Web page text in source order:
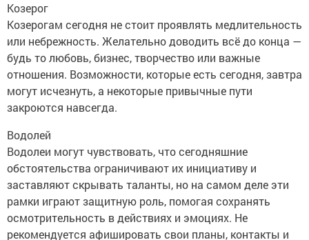
Козерог
Козерогам сегодня не стоит проявлять медлительность
или небрежность. Желательно доводить всё до конца —
будь то любовь, бизнес, творчество или важные
отношения. Возможности, которые есть сегодня, завтра
могут исчезнуть, а некоторые привычные пути
закроются навсегда.
Водолей
Водолеи могут чувствовать, что сегодняшние
обстоятельства ограничивают их инициативу и
заставляют скрывать таланты, но на самом деле эти
рамки играют защитную роль, помогая сохранять
осмотрительность в действиях и эмоциях. Не
рекомендуется афишировать свои планы, контакты и